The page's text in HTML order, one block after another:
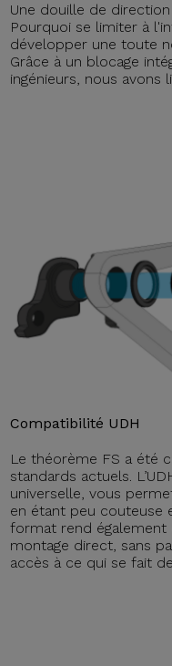
Une douille de direction
Pourquoi se limiter à
développer une toute
Grâce à un blocage
ingénieurs, nous avons
Compatibilité UDH
Le théorème FS a été
standards actuels.
universelle, vous
en étant peu couteuse
format rend également
montage direct, sans
accès à ce qui se fait